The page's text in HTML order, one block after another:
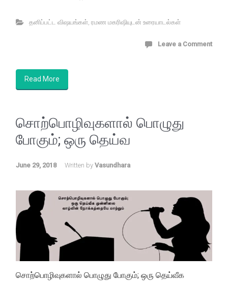
தனிப்பட்ட விஷயங்கள், ரமண மகரிஷியுடன் உரையாடல்கள்
Leave a Comment
Read More
சொற்பொழிவுகளால் பொழுது
போகும்; ஒரு தெய்வ
June 29, 2018 Written by Vasundhara
சொற்பொழிவுகளால் பொழுது போகும்; ஒரு தெய்வீக